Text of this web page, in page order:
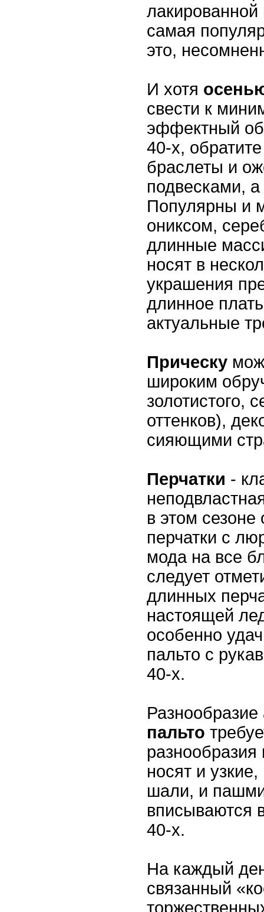
самая
это,
И хотя
свести к
эффектный
40-х,
браслеты и
подвесками,
Популярны и
ониксом,
длинные
носят в
украшения
длинное
актуальные
Прическу
широким
золотистого,
оттенков),
сияющими
Перчатки -
в этом
перчатки с
мода на все
следует
длинных
настоящей
особенно
пальто с
40-х.
пальто
носят и
шали, и
вписываются
40-х.
На каждый
связанный